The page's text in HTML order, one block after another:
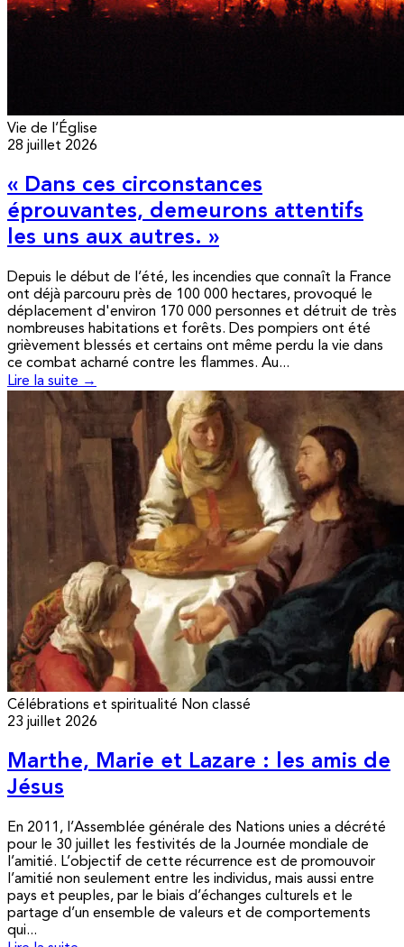
Vie de l’Église
28 juillet 2026
« Dans ces circonstances
éprouvantes, demeurons attentifs
les uns aux autres. »
Depuis le début de l’été, les incendies que connaît la France
ont déjà parcouru près de 100 000 hectares, provoqué le
déplacement d'environ 170 000 personnes et détruit de très
nombreuses habitations et forêts. Des pompiers ont été
grièvement blessés et certains ont même perdu la vie dans
ce combat acharné contre les flammes. Au...
Lire la suite →
Célébrations et spiritualité Non classé
23 juillet 2026
Marthe, Marie et Lazare : les amis de
Jésus
En 2011, l’Assemblée générale des Nations unies a décrété
pour le 30 juillet les festivités de la Journée mondiale de
l’amitié. L’objectif de cette récurrence est de promouvoir
l’amitié non seulement entre les individus, mais aussi entre
pays et peuples, par le biais d’échanges culturels et le
partage d’un ensemble de valeurs et de comportements
qui...